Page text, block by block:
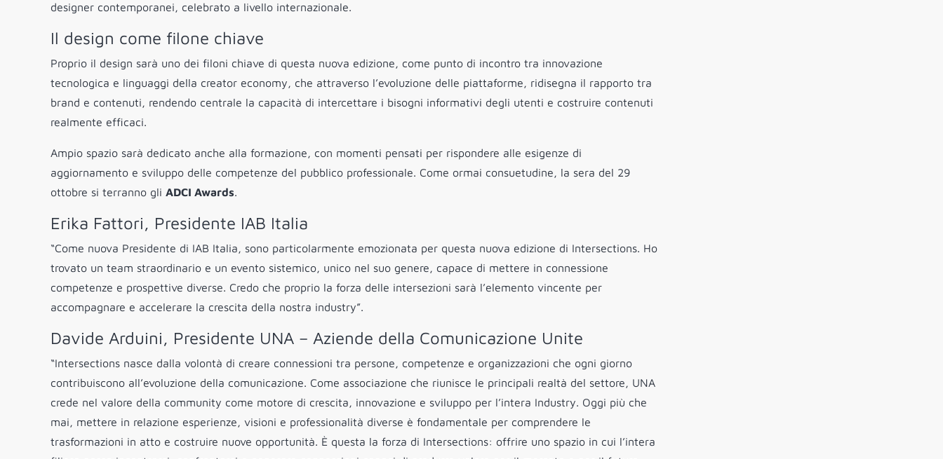
designer contemporanei, celebrato a livello internazionale.
Il design come filone chiave
Proprio il design sarà uno dei filoni chiave di questa nuova edizione, come punto di incontro tra innovazione
tecnologica e linguaggi della creator economy, che attraverso l’evoluzione delle piattaforme, ridisegna il rapporto tra
brand e contenuti, rendendo centrale la capacità di intercettare i bisogni informativi degli utenti e costruire contenuti
realmente efficaci.
Ampio spazio sarà dedicato anche alla formazione, con momenti pensati per rispondere alle esigenze di
aggiornamento e sviluppo delle competenze del pubblico professionale. Come ormai consuetudine, la sera del 29
ottobre si terranno gli ADCI Awards.
Erika Fattori, Presidente IAB Italia
“Come nuova Presidente di IAB Italia, sono particolarmente emozionata per questa nuova edizione di Intersections. Ho
trovato un team straordinario e un evento sistemico, unico nel suo genere, capace di mettere in connessione
competenze e prospettive diverse. Credo che proprio la forza delle intersezioni sarà l’elemento vincente per
accompagnare e accelerare la crescita della nostra industry”.
Davide Arduini, Presidente UNA – Aziende della Comunicazione Unite
“Intersections nasce dalla volontà di creare connessioni tra persone, competenze e organizzazioni che ogni giorno
contribuiscono all’evoluzione della comunicazione. Come associazione che riunisce le principali realtà del settore, UNA
crede nel valore della community come motore di crescita, innovazione e sviluppo per l’intera Industry. Oggi più che
mai, mettere in relazione esperienze, visioni e professionalità diverse è fondamentale per comprendere le
trasformazioni in atto e costruire nuove opportunità. È questa la forza di Intersections: offrire uno spazio in cui l’intera